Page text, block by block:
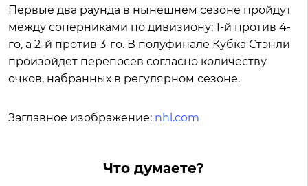
Первые два раунда в нынешнем сезоне пройдут
между соперниками по дивизиону: 1-й против 4-
го, а 2-й против 3-го. В полуфинале Кубка Стэнли
произойдет перепосев согласно количеству
очков, набранных в регулярном сезоне.
Заглавное изображение: nhl.com
Что думаете?